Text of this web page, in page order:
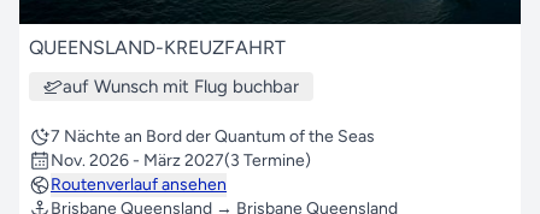
QUEENSLAND-KREUZFAHRT
auf Wunsch mit Flug buchbar
7 Nächte an Bord der Quantum of the Seas
Nov. 2026 - März 2027(3 Termine)
Routenverlauf ansehen
Brisbane Queensland → Brisbane Queensland